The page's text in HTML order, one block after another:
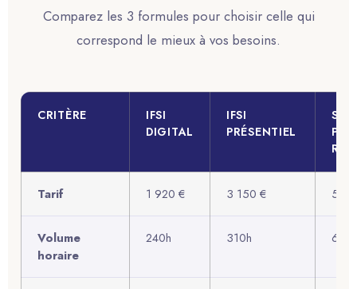
Comparez les 3 formules pour choisir celle qui
correspond le mieux à vos besoins.
CRITÈRE
IFSI
DIGITAL
IFSI
PRÉSENTIEL
PRÉ-
Tarif 1 920 € 3 150 € 580
Volume
horaire
240h 310h 60h